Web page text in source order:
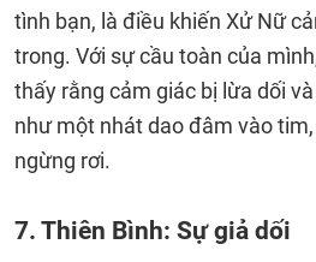
tình bạn, là điều khiến Xử Nữ
trong. Với sự cầu toàn của
thấy rằng cảm giác bị lừa dối
như một nhát dao đâm vào
ngừng rơi.
7. Thiên Bình: Sự giả dối